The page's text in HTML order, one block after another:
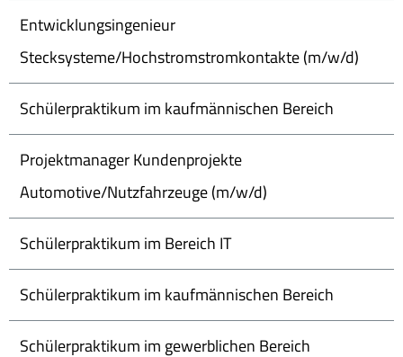
Entwicklungsingenieur
Stecksysteme/Hochstromstromkontakte (m/w/d)
Schülerpraktikum im kaufmännischen Bereich
Projektmanager Kundenprojekte
Automotive/Nutzfahrzeuge (m/w/d)
Schülerpraktikum im Bereich IT
Schülerpraktikum im kaufmännischen Bereich
Schülerpraktikum im gewerblichen Bereich